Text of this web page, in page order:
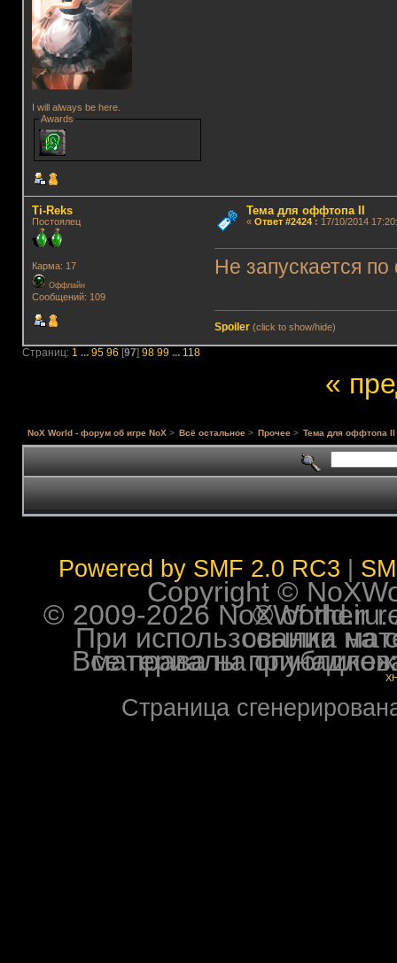
I will always be here.
Awards
Ti-Reks
Постоялец
Карма: 17
Оффлайн
Сообщений: 109
Тема для оффтопа II
« Ответ #2424: 17/10/2014
Не запускается по
Spoiler (click to show/hide)
Страниц: 1 ... 95 96 [97] 98 99 ... 118
«
NoX World - форум об игре NoX> Всё остальное > Прочее > Тема для оффтопа II
Powered by SMF 2.0 RC3
Copyright ©
© 2009-2026 NoXWorld.ru. All
При использовании
Все права на опубликованные на форуме
Страница